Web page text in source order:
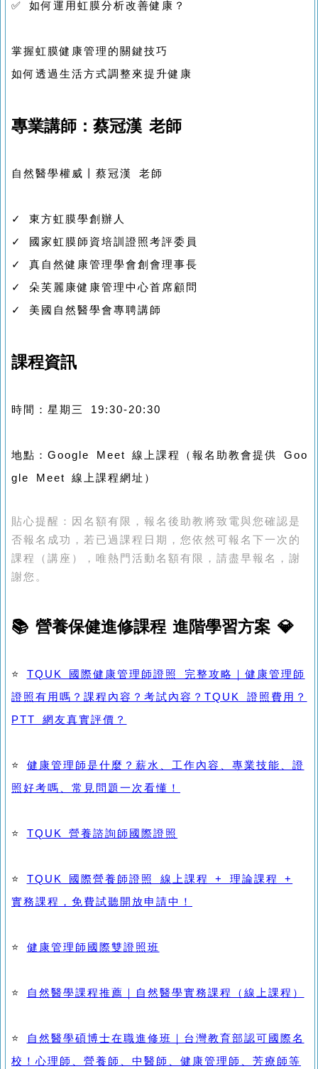
✅ 如何運用虹膜分析改善健康？
掌握虹膜健康管理的關鍵技巧
如何透過生活方式調整來提升健康
專業講師：蔡冠漢 老師
自然醫學權威丨蔡冠漢 老師
✓ 東方虹膜學創辦人
✓ 國家虹膜師資培訓證照考評委員
✓ 真自然健康管理學會創會理事長
✓ 朵芙麗康健康管理中心首席顧問
✓ 美國自然醫學會專聘講師
課程資訊
時間：星期三 19:30-20:30
地點：Google Meet 線上課程（報名助教會提供 Goo
gle Meet 線上課程網址）
貼心提醒：因名額有限，報名後助教將致電與您確認是
否報名成功，若已過課程日期，您依然可報名下一次的
課程（講座），唯熱門活動名額有限，請盡早報名，謝
謝您。
📚 營養保健進修課程 進階學習方案 💎
⭐ TQUK 國際健康管理師證照 完整攻略｜健康管理師
證照有用嗎？課程內容？考試內容？TQUK 證照費用？
PTT 網友真實評價？
⭐ 健康管理師是什麼？薪水、工作內容、專業技能、證
照好考嗎、常見問題一次看懂！
⭐ TQUK 營養諮詢師國際證照
⭐ TQUK 國際營養師證照 線上課程 + 理論課程 +
實務課程，免費試聽開放申請中！
⭐ 健康管理師國際雙證照班
⭐ 自然醫學課程推薦｜自然醫學實務課程（線上課程）
⭐
自然醫學碩博士在職進修班｜台灣教育部認可國際名
校！心理師、營養師、中醫師、健康管理師、芳療師等